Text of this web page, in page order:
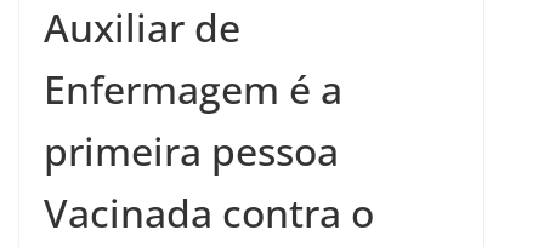
Auxiliar de
Enfermagem é a
primeira pessoa
Vacinada contra o